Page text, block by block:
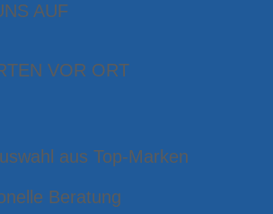
AUF
VOR ORT
aus Top-Marken
Beratung